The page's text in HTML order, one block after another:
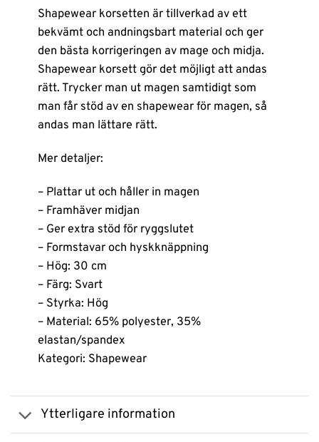
Shapewear korsetten är tillverkad av ett
bekvämt och andningsbart material och ger
den bästa korrigeringen av mage och midja.
Shapewear korsett gör det möjligt att andas
rätt. Trycker man ut magen samtidigt som
man får stöd av en shapewear för magen, så
andas man lättare rätt.
Mer detaljer:
– Plattar ut och håller in magen
– Framhäver midjan
– Ger extra stöd för ryggslutet
– Formstavar och hyskknäppning
– Hög: 30 cm
– Färg: Svart
– Styrka: Hög
– Material: 65% polyester, 35%
elastan/spandex
Kategori: Shapewear
Ytterligare information